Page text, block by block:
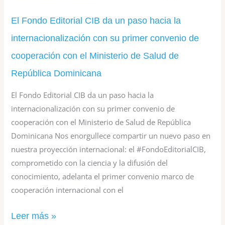
El Fondo Editorial CIB da un paso hacia la
internacionalización con su primer convenio de
cooperación con el Ministerio de Salud de
República Dominicana
El Fondo Editorial CIB da un paso hacia la
internacionalización con su primer convenio de
cooperación con el Ministerio de Salud de República
Dominicana Nos enorgullece compartir un nuevo paso en
nuestra proyección internacional: el #FondoEditorialCIB,
comprometido con la ciencia y la difusión del
conocimiento, adelanta el primer convenio marco de
cooperación internacional con el
convenio
de
cooperación
con
de
Salud
de
República
Dominicana
Leer más »